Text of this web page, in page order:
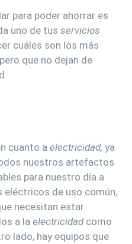
para poder ahorrar es
uno de tus servicios
cuáles son los más
que no dejan de
cuanto a electricidad, ya
nuestros artefactos
para nuestro día a
eléctricos de uso común,
necesitan estar
a la electricidadcomo
lado, hay equipos que